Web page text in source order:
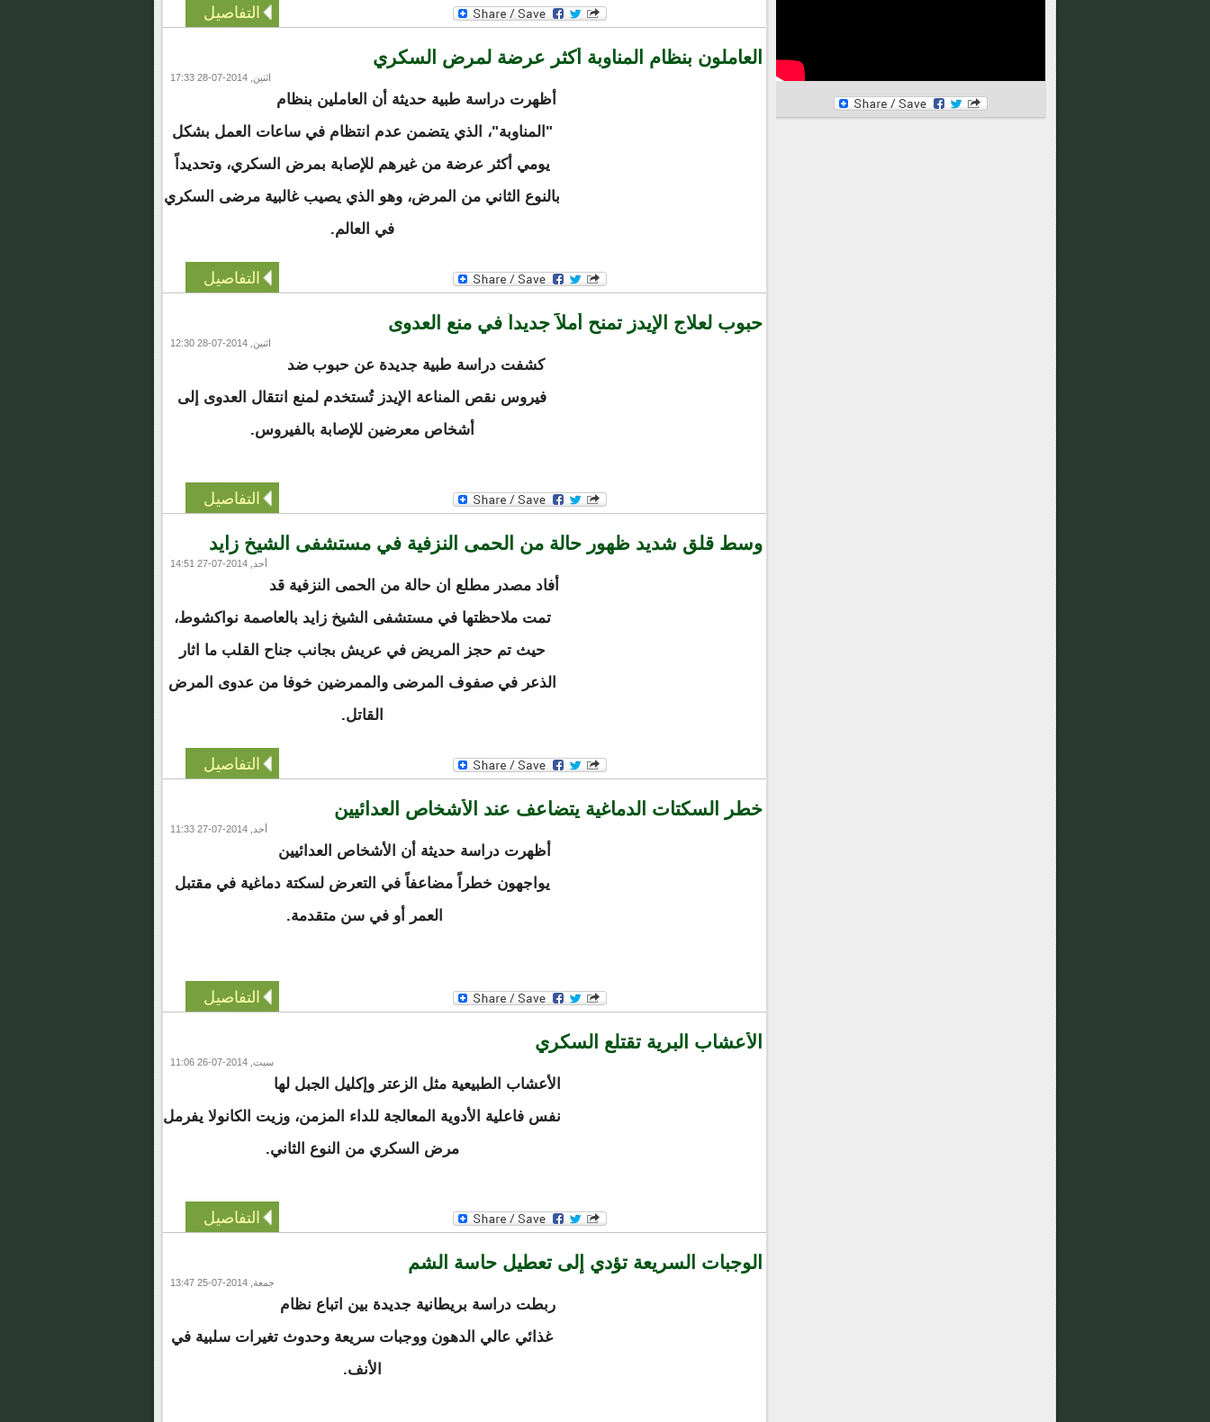
التفاصيل
العاملون بنظام المناوبة أكثر عرضة لمرض السكري
اثنين, 2014-07-28 17:33
أظهرت دراسة طبية حديثة أن العاملين بنظام
"المناوبة"، الذي يتضمن عدم انتظام في ساعات العمل بشكل
يومي أكثر عرضة من غيرهم للإصابة بمرض السكري، وتحديداً
بالنوع الثاني من المرض، وهو الذي يصيب غالبية مرضى السكري
في العالم.
التفاصيل
حبوب لعلاج الإيدز تمنح أملاً جديداً في منع العدوى
اثنين, 2014-07-28 12:30
كشفت دراسة طبية جديدة عن حبوب ضد
فيروس نقص المناعة الإيدز تُستخدم لمنع انتقال العدوى إلى
أشخاص معرضين للإصابة بالفيروس.
التفاصيل
وسط قلق شديد ظهور حالة من الحمى النزفية في مستشفى الشيخ زايد
أحد, 2014-07-27 14:51
أفاد مصدر مطلع ان حالة من الحمى النزفية قد
تمت ملاحظتها في مستشفى الشيخ زايد بالعاصمة نواكشوط،
حيث تم حجز المريض في عريش بجانب جناح القلب ما اثار
الذعر في صفوف المرضى والممرضين خوفا من عدوى المرض
القاتل.
التفاصيل
خطر السكتات الدماغية يتضاعف عند الأشخاص العدائيين
أحد, 2014-07-27 11:33
أظهرت دراسة حديثة أن الأشخاص العدائيين
يواجهون خطراً مضاعفاً في التعرض لسكتة دماغية في مقتبل
العمر أو في سن متقدمة.
التفاصيل
الأعشاب البرية تقتلع السكري
سبت, 2014-07-26 11:06
الأعشاب الطبيعية مثل الزعتر وإكليل الجبل لها
نفس فاعلية الأدوية المعالجة للداء المزمن، وزيت الكانولا يفرمل
مرض السكري من النوع الثاني.
التفاصيل
الوجبات السريعة تؤدي إلى تعطيل حاسة الشم
جمعة, 2014-07-25 13:47
ربطت دراسة بريطانية جديدة بين اتباع نظام
غذائي عالي الدهون ووجبات سريعة وحدوث تغيرات سلبية في
الأنف.